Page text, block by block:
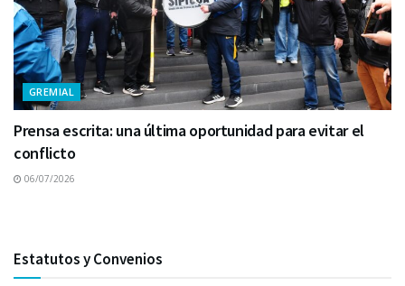
GREMIAL
Prensa escrita: una última oportunidad para evitar el
conflicto
06/07/2026
Estatutos y Convenios